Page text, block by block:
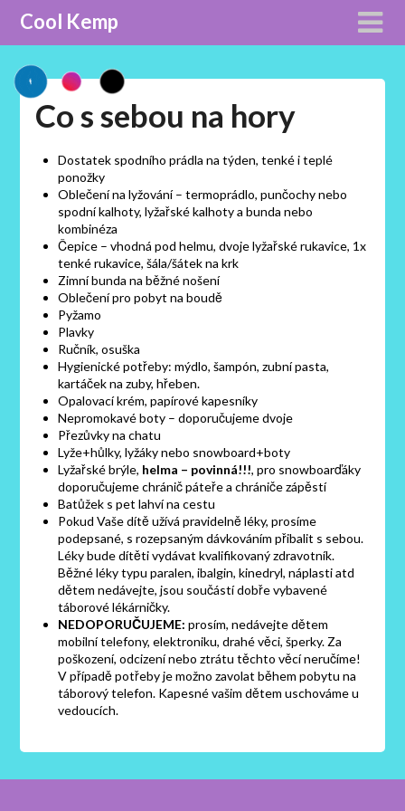
Cool Kemp
Co s sebou na hory
Dostatek spodního prádla na týden, tenké i teplé
ponožky
Oblečení na lyžování – termoprádlo, punčochy nebo
spodní kalhoty, lyžařské kalhoty a bunda nebo
kombinéza
Čepice – vhodná pod helmu, dvoje lyžařské rukavice, 1x
tenké rukavice, šála/šátek na krk
Zimní bunda na běžné nošení
Oblečení pro pobyt na boudě
Pyžamo
Plavky
Ručník, osuška
Hygienické potřeby: mýdlo, šampón, zubní pasta,
kartáček na zuby, hřeben.
Opalovací krém, papírové kapesníky
Nepromokavé boty – doporučujeme dvoje
Přezůvky na chatu
Lyže+hůlky, lyžáky nebo snowboard+boty
Lyžařské brýle, helma – povinná!!!, pro snowboarďáky
doporučujeme chránič páteře a chrániče zápěstí
Batůžek s pet lahví na cestu
Pokud Vaše dítě užívá pravidelně léky, prosíme
podepsané, s rozepsaným dávkováním přibalit s sebou.
Léky bude dítěti vydávat kvalifikovaný zdravotník.
Běžné léky typu paralen, ibalgin, kinedryl, náplasti atd
dětem nedávejte, jsou součástí dobře vybavené
táborové lékárničky.
NEDOPORUČUJEME: prosím, nedávejte dětem
mobilní telefony, elektroniku, drahé věci, šperky. Za
poškození, odcizení nebo ztrátu těchto věcí neručíme!
V případě potřeby je možno zavolat během pobytu na
táborový telefon. Kapesné vašim dětem uschováme u
vedoucích.